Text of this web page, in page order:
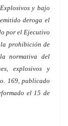
y bajo
deroga el
por el Ejecutivo
prohibición de
normativa del
explosivos y
169, publicado
el 15 de